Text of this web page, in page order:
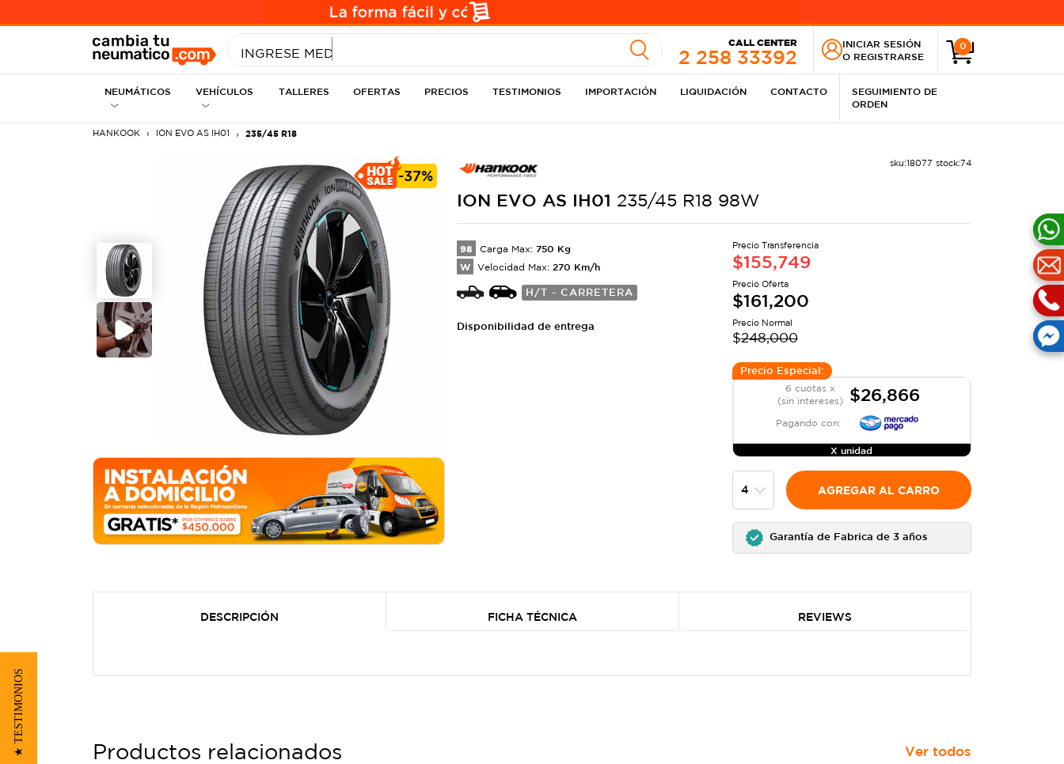
INGRESE MEDIDA
CALL CENTER
2 258 33392
INICIAR SESIÓN
O REGISTRARSE
0
NEUMÁTICOS VEHÍCULOS TALLERES OFERTAS PRECIOS TESTIMONIOS IMPORTACIÓN LIQUIDACIÓN CONTACTO
SEGUIMIENTO DE
ORDEN
HANKOOK ION EVO AS IH01 235/45 R18
-37%
sku:18077 stock:74
ION EVO AS IH01 235/45 R18 98W
98 Carga Max: 750 Kg
W Velocidad Max: 270 Km/h
H/T - CARRETERA
Disponibilidad de entrega
Precio Transferencia
$155,749
Precio Oferta
$161,200
Precio Normal
$248,000
Precio Especial:
6 cuotas x
(sin intereses)
$26,866
Pagando con:
X unidad
AGREGAR AL CARRO
Garantía de Fabrica de 3 años
DESCRIPCIÓN FICHA TÉCNICA REVIEWS
Productos relacionados Ver todos
★ TESTIMONIOS